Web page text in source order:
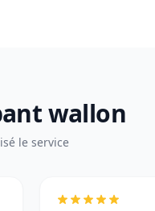
wallon
le service